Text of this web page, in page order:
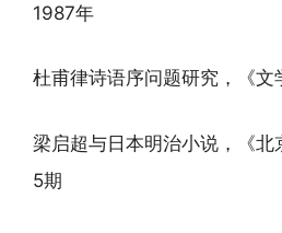
1987年
杜甫律诗语序问题研究，《
梁启超与日本明治小说，《
5期